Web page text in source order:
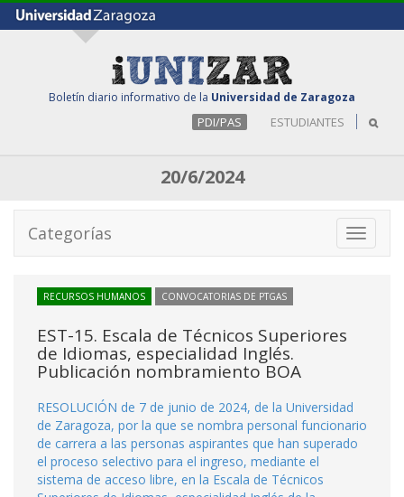
Boletín diario informativo de la Universidad de Zaragoza
PDI/PAS ESTUDIANTES
20/6/2024
Toggle
Categorías
RECURSOS HUMANOS CONVOCATORIAS DE PTGAS
EST-15. Escala de Técnicos Superiores
de Idiomas, especialidad Inglés.
Publicación nombramiento BOA
RESOLUCIÓN de 7 de junio de 2024, de la Universidad
de Zaragoza, por la que se nombra personal funcionario
de carrera a las personas aspirantes que han superado
el proceso selectivo para el ingreso, mediante el
sistema de acceso libre, en la Escala de Técnicos